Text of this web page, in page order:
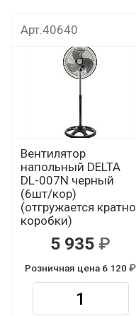
Арт.40640
Вентилятор
напольный DELTA
DL-007N черный
(6шт/кор)
(отгружается кратно
коробки)
5 935
Розничная цена 6 120